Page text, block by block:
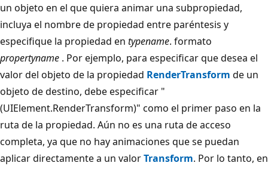
un objeto en el que quiera animar una subpropiedad,
incluya el nombre de propiedad entre paréntesis y
especifique la propiedad en typename. formato
propertyname . Por ejemplo, para especificar que desea el
valor del objeto de la propiedad RenderTransform de un
objeto de destino, debe especificar "
(UIElement.RenderTransform)" como el primer paso en la
ruta de la propiedad. Aún no es una ruta de acceso
completa, ya que no hay animaciones que se puedan
aplicar directamente a un valorTransform. Por lo tanto, en